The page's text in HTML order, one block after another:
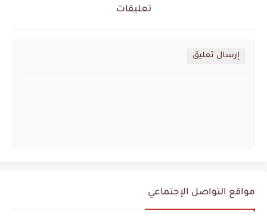
تعليقات
إرسال تعليق
مواقع التواصل الإجتماعي